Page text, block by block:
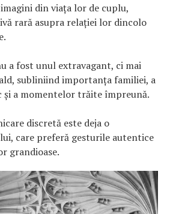
din viața lor de cuplu,
rară asupra relației lor dincolo
a fost unul extravagant, ci mai
subliniind importanța familiei, a
a momentelor trăite împreună.
discretă este deja o
care preferă gesturile autentice
grandioase.